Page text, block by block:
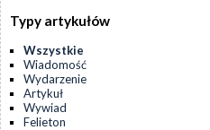
Typy artykułów
Wszystkie
Wiadomość
Wydarzenie
Artykuł
Wywiad
Felieton